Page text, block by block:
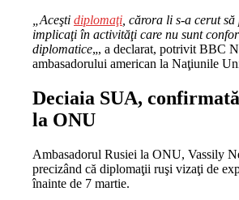
„Aceşti diplomaţi , cărora li s-a cerut
implicaţi în activităţi care nu sunt
diplomatice„, a declarat, potrivit BBC
ambasadorului american la Naţiunile
Deciaia SUA,
la ONU
Ambasadorul Rusiei la ONU, Vassily
precizând că diplomaţii ruşi vizaţi de
înainte de 7 martie.